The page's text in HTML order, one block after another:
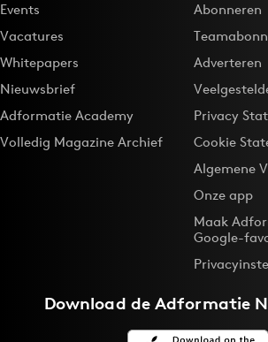
Events
Vacatures
Whitepapers
Nieuwsbrief
Adformatie Academy
Volledig Magazine Archief
Abonneren
Adverteren
Privacy
Cookie
Algemene
Onze app
Maak
Google-
Download deAdformatie